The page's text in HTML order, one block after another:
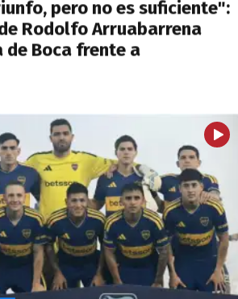
pero no es suficiente":
Rodolfo Arruabarrena
Boca frente a